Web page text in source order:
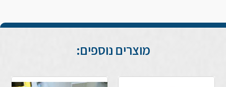
מוצרים נוספים: